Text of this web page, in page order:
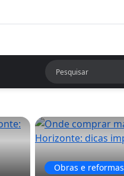
Obras e reformas